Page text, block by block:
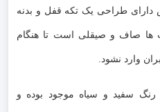
دارای طراحی یک تکه قفل و بدنه
ها صاف و صیقلی است تا هنگام
وارد نشود.
در دو رنگ سفید و سیاه موجود بوده و